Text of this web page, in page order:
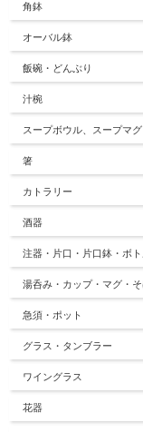
角鉢
オーバル鉢
飯碗・どんぶり
汁椀
スープボウル、スープマグ
箸
カトラリー
酒器
注器・片口・片口鉢・ボ
湯呑み・カップ・マグ・そ
急須・ポット
グラス・タンブラー
ワイングラス
花器